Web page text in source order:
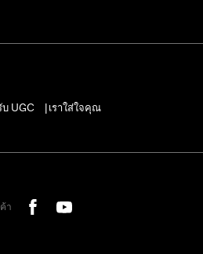
UGC เราใส่ใจคุณ
า